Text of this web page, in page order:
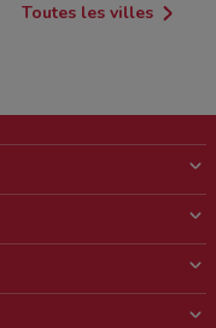
Toutes les villes